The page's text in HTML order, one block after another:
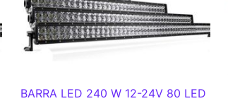
BARRA LED 240 W 12-24V 80 LED